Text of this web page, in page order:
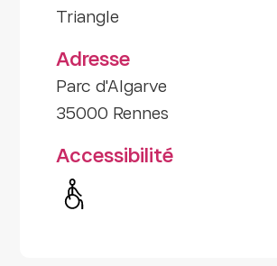
Triangle
Adresse
Parc d'Algarve
35000 Rennes
Accessibilité